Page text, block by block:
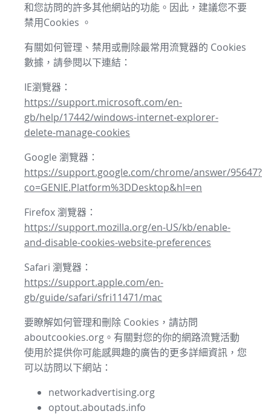
和您訪問的許多其他網站的功能。因此，建議您不要
禁用Cookies 。
有關如何管理、禁用或刪除最常用流覽器的 Cookies
數據，請參閱以下連結：
IE瀏覽器：
https://support.microsoft.com/en-
gb/help/17442/windows-internet-explorer-
delete-manage-cookies
Google 瀏覽器：
https://support.google.com/chrome/answer/95647?
co=GENIE.Platform%3DDesktop&hl=en
Firefox 瀏覽器：
https://support.mozilla.org/en-US/kb/enable-
and-disable-cookies-website-preferences
Safari 瀏覽器：
https://support.apple.com/en-
gb/guide/safari/sfri11471/mac
要瞭解如何管理和刪除 Cookies，請訪問
aboutcookies.org。有關對您的你的網路流覽活動
使用於提供你可能感興趣的廣告的更多詳細資訊，您
可以訪問以下網站：
networkadvertising.org
optout.aboutads.info